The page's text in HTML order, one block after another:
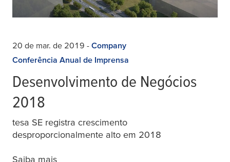
20 de mar. de 2019 - Company
Conferência Anual de Imprensa
Desenvolvimento de Negócios
2018
tesa SE registra crescimento
desproporcionalmente alto em 2018
Saiba mais